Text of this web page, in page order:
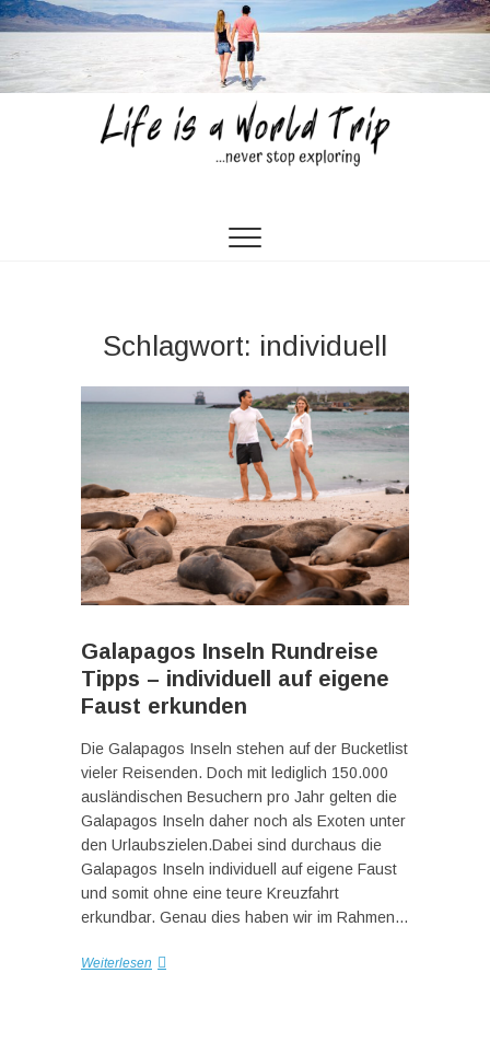
Skip
to
content
Schlagwort: individuell
Galapagos Inseln Rundreise
Tipps – individuell auf eigene
Faust erkunden
Die Galapagos Inseln stehen auf der Bucketlist
vieler Reisenden. Doch mit lediglich 150.000
ausländischen Besuchern pro Jahr gelten die
Galapagos Inseln daher noch als Exoten unter
den Urlaubszielen.Dabei sind durchaus die
Galapagos Inseln individuell auf eigene Faust
und somit ohne eine teure Kreuzfahrt
erkundbar. Genau dies haben wir im Rahmen…
Weiterlesen